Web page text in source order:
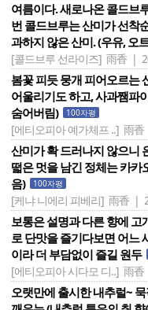
여름이다. 새로나온 콜드브
번 콜드브루는 산미가 선착
과하지 않은 산미. (우유, 오
[콜드브루 선라이즈] 雨香 |
봄꽃 피듯 뭉개 피어오르는
어울리기도 하고, 사과쨈파
숨어버림)
100자평
[에티오피아 예가체프 ..] 雨香
산미가 확 드러나지 않으니
떫은 멋을 남긴 정체는 카카
음)
100자평
[케냐 니에리 피베리] 雨香 |
보통은 설명과 다른 향에
로 단맛을 즐기다보면 어느
이라 더 부담없이 즐길 원두
[에티오피아 시다모 디..] 雨香
오랫만에 출시한 내추럴~